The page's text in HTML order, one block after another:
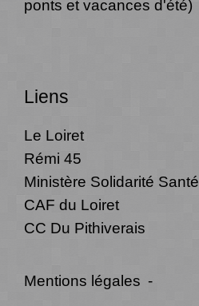
ponts et vacances d'été)
Liens
Le Loiret
Rémi 45
Ministère Solidarité Santé
CAF du Loiret
CC Du Pithiverais
Mentions légales -